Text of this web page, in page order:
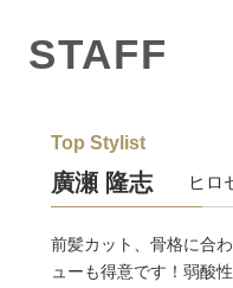
STAFF
Top Stylist
廣瀬 隆志 ヒロ
前髪カット、骨格に合
ューも得意です！弱酸